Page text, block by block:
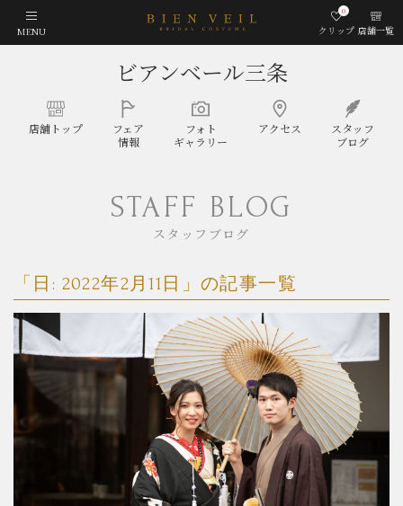
MENU クリップ
0
店舗一覧
ビアンベール三条
店舗トップ
フェア
情報
フォト
ギャラリー
アクセス
スタッフ
ブログ
STAFF BLOG
スタッフブログ
「日: 2022年2月11日 」の記事一覧